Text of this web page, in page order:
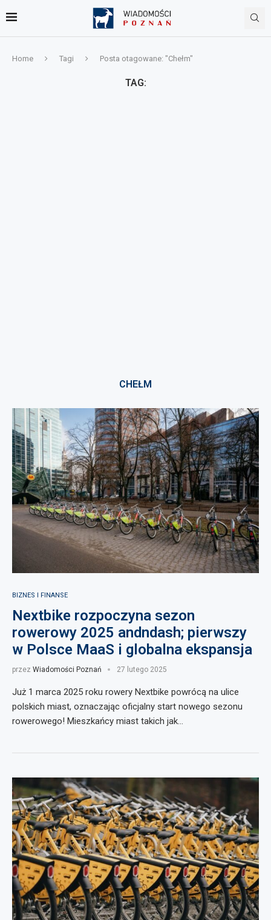
Home Tagi Posta otagowane: "Chełm"
TAG:
CHEŁM
BIZNES I FINANSE
Nextbike rozpoczyna sezon
rowerowy 2025 andndash; pierwszy
w Polsce MaaS i globalna ekspansja
przez Wiadomości Poznań 27 lutego 2025
Już 1 marca 2025 roku rowery Nextbike powrócą na ulice
polskich miast, oznaczając oficjalny start nowego sezonu
rowerowego! Mieszkańcy miast takich jak…